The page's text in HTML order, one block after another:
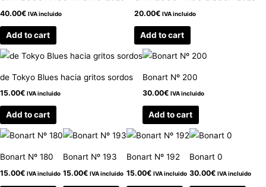
40.00€ IVA incluido
Add to cart
20.00€ IVA incluido
Add to cart
de Tokyo Blues hacia gritos sordos
15.00€ IVA incluido
Add to cart
Bonart Nº 200
30.00€ IVA incluido
Add to cart
Bonart Nº 180
15.00€ IVA incluido
Bonart Nº 193
15.00€ IVA incluido
Bonart Nº 192
15.00€ IVA incluido
Bonart 0
30.00€ IVA incluido